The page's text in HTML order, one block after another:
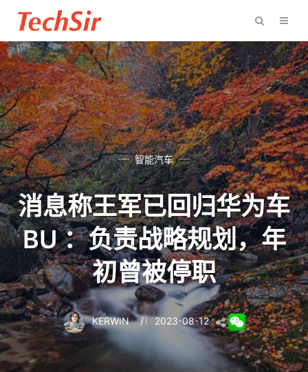
智能汽车
消息称王军已回归华为车
BU ：负责战略规划，年
初曾被停职
KERWIN / 2023-08-12